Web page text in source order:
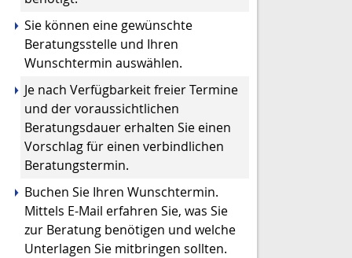
Sie können eine gewünschte
Beratungsstelle und Ihren
Wunschtermin auswählen.
Je nach Verfügbarkeit freier Termine
und der voraussichtlichen
Beratungsdauer erhalten Sie einen
Vorschlag für einen verbindlichen
Beratungstermin.
Buchen Sie Ihren Wunschtermin.
Mittels E-Mail erfahren Sie, was Sie
zur Beratung benötigen und welche
Unterlagen Sie mitbringen sollten.